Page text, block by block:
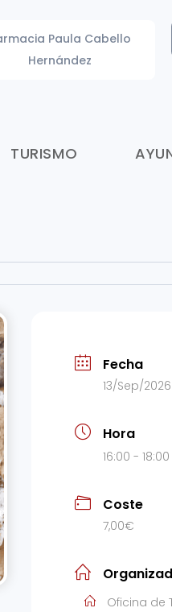
Paula Cabello
Hernández
TURISMO
Fecha
13/Sep/2026
Hora
16:00 - 18:00
Coste
7,00€
Oficina de